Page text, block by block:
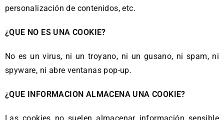
personalización de contenidos, etc.
¿QUE NO ES UNA COOKIE?
No es un virus, ni un troyano, ni un gusano, ni spam, ni
spyware, ni abre ventanas pop-up.
¿QUE INFORMACION ALMACENA UNA COOKIE?